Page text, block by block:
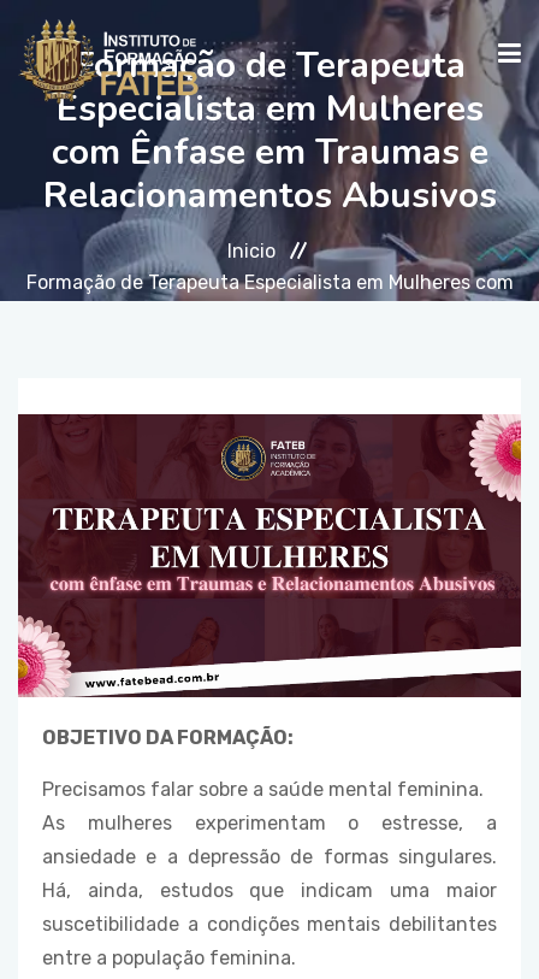
INICIO
INSTITUCIONAL
Formação de Terapeuta
Especialista em Mulheres
com Ênfase em Traumas e
Relacionamentos Abusivos
Inicio
Formação de Terapeuta Especialista em Mulheres com
OBJETIVO DA FORMAÇÃO:
Precisamos falar sobre a saúde mental feminina.
As mulheres experimentam o estresse, a
ansiedade e a depressão de formas singulares.
Há, ainda, estudos que indicam uma maior
suscetibilidade a condições mentais debilitantes
entre a população feminina.